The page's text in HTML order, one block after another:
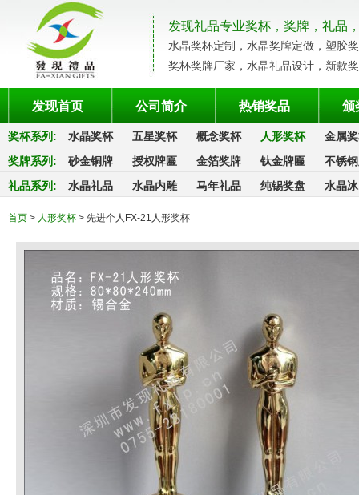
发现礼品专业奖杯，奖牌，礼品
水晶奖杯定制，水晶奖牌定做，塑胶
奖杯奖牌厂家，水晶礼品设计，新款
发现首页 公司简介 热销奖品 颁
奖杯系列 : 水晶奖杯 五星奖杯 概念奖杯 人形奖杯
金属
奖牌系列 : 砂金铜牌 授权牌匾 金箔奖牌 钛金牌匾
不锈
礼品系列 : 水晶礼品 水晶内雕 马年礼品 纯锡奖盘 水晶
首页 > 人形奖杯 > 先进个人FX-21人形奖杯